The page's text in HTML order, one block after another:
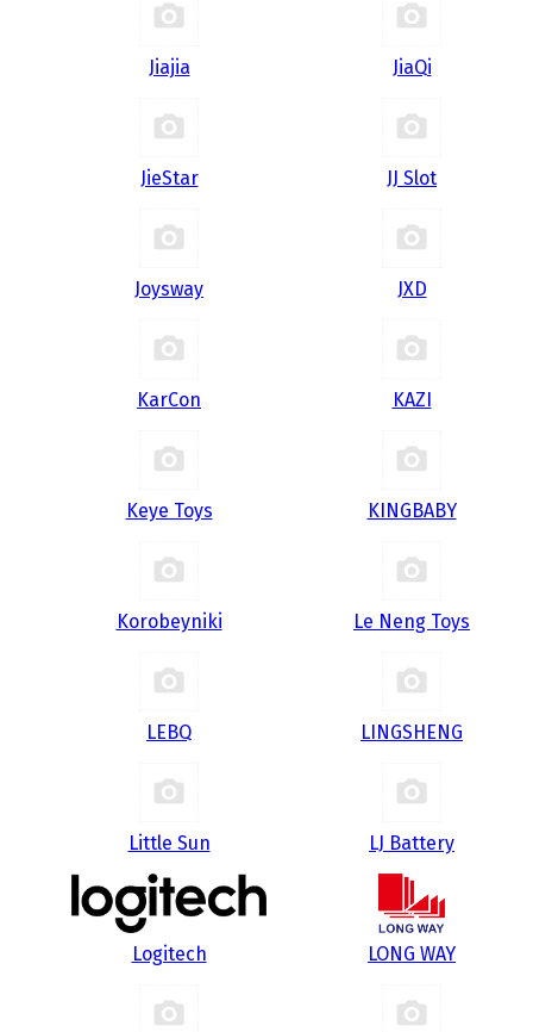
Jiajia JiaQi
JieStar JJ Slot
Joysway JXD
KarCon KAZI
Keye Toys KINGBABY
Korobeyniki Le Neng Toys
LEBQ LINGSHENG
Little Sun LJ Battery
Logitech LONG WAY